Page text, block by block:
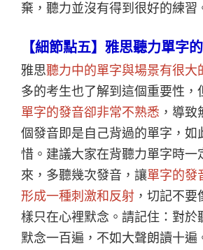
棄，聽力並沒有得到很好的練習
【細節點五】雅思聽力單字
雅思聽力中的單字與場景有很大
多的考生也了解到這個重要性，
單字的發音卻非常不熟悉 ，導
個發音即是自己背過的單字，如
惜。建議大家在背聽力單字時一
來，多聽幾次發音，讓單字的發
形成一種刺激和反射 ，切記不
樣只在心裡默念。請記住：對於
默念一百遍，不如大聲朗讀十遍